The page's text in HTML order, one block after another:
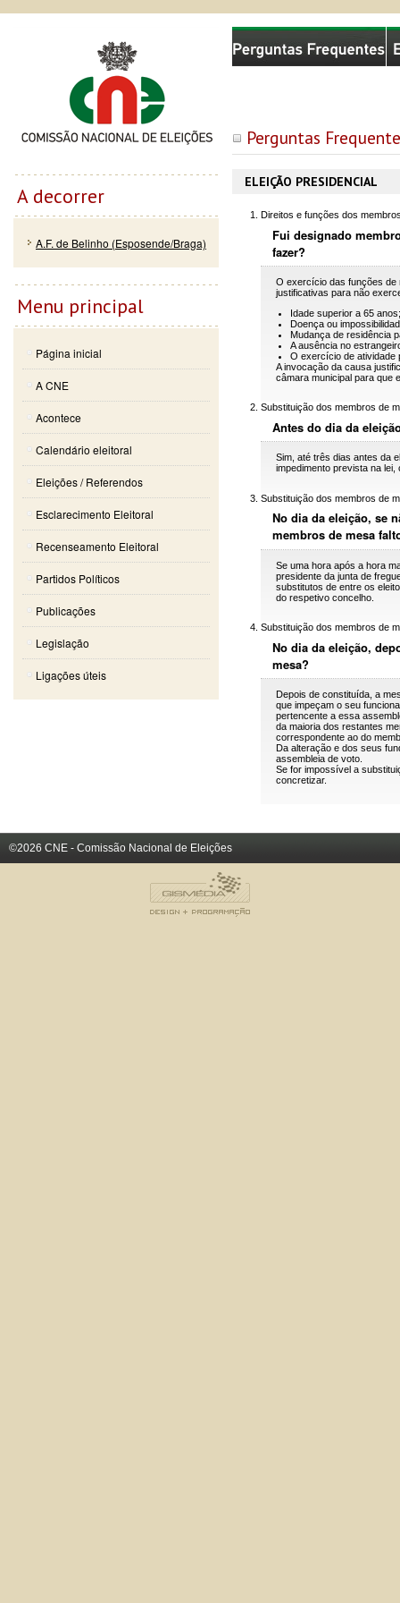
Perguntas
ELEIÇÃO PRESIDENCIAL
Direitos e funções dos
Fui designado
fazer?
O exercício das funções de
justificativas para não
Idade superior a 65 anos;
Doença ou
Mudança de residência
A ausência no
O exercício de atividade
A invocação da causa
câmara municipal para que
Substituição dos membros de
Antes do dia da
Sim, até três dias antes da
impedimento prevista na
Substituição dos membros de
No dia da eleição, se
membros de mesa
Se uma hora após a hora
presidente da junta de
substitutos de entre os
do respetivo concelho.
Substituição dos membros de
No dia da eleição,
mesa?
Depois de constituída, a
que impeçam o seu
pertencente a essa
da maioria dos restantes
correspondente ao do
Da alteração e dos seus
assembleia de voto.
Se for impossível a
concretizar.
Comissão Nacional de Eleições
A decorrer
A.F. de Belinho (Esposende/Braga)
Menu principal
Página inicial
A CNE
Acontece
Calendário eleitoral
Eleições / Referendos
Esclarecimento Eleitoral
Recenseamento Eleitoral
Partidos Políticos
Publicações
Legislação
Ligações úteis
©2026 CNE - Comissão Nacional de Eleições